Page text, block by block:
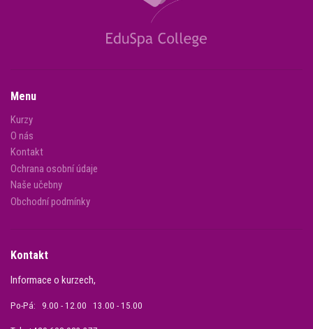
Menu
Kurzy
O nás
Kontakt
Ochrana osobní údaje
Naše učebny
Obchodní podmínky
Kontakt
Informace o kurzech,
Po-Pá: 9.00 - 12.00 13.00 - 15.00